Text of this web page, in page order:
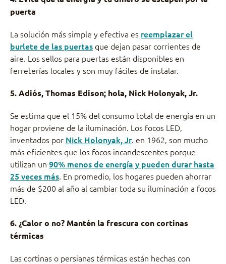
puerta
La solución más simple y efectiva es reemplazar el
burlete de las puertas que dejan pasar corrientes de
aire. Los sellos para puertas están disponibles en
ferreterías locales y son muy fáciles de instalar.
5. Adiós, Thomas Edison; hola, Nick Holonyak, Jr.
Se estima que el 15% del consumo total de energía en un
hogar proviene de la iluminación. Los focos LED,
inventados por Nick Holonyak, Jr. en 1962, son mucho
más eficientes que los focos incandescentes porque
utilizan un 90% menos de energía y pueden durar hasta
25 veces más. En promedio, los hogares pueden ahorrar
más de $200 al año al cambiar toda su iluminación a focos
LED.
6. ¿Calor o no? Mantén la frescura con cortinas
térmicas
Las cortinas o persianas térmicas están hechas con